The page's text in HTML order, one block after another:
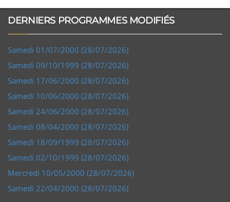
DERNIERS PROGRAMMES MODIFIÉS
Samedi 01/07/2000 (28/07/2026)
Samedi 09/10/1999 (28/07/2026)
Samedi 17/06/2000 (28/07/2026)
Samedi 10/06/2000 (28/07/2026)
Samedi 24/06/2000 (28/07/2026)
Samedi 08/04/2000 (28/07/2026)
Samedi 18/09/1999 (28/07/2026)
Samedi 02/10/1999 (28/07/2026)
Mercredi 10/05/2000 (28/07/2026)
Samedi 22/04/2000 (28/07/2026)